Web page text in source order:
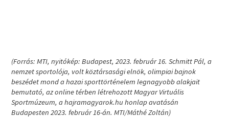
(Forrás: MTI, nyitókép: Budapest, 2023. február 16. Schmitt Pál, a
nemzet sportolója, volt köztársasági elnök, olimpiai bajnok
beszédet mond a hazai sporttörténelem legnagyobb alakjait
bemutató, az online térben létrehozott Magyar Virtuális
Sportmúzeum, a hajramagyarok.hu honlap avatásán
Budapesten 2023. február 16-án. MTI/Máthé Zoltán)